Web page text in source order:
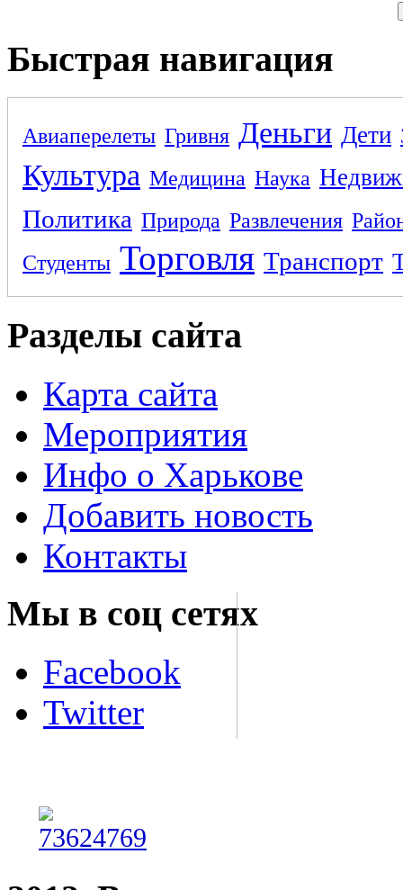
Быстрая навигация
Авиаперелеты Гривня Деньги Дети
Культура Медицина Наука
Политика Природа Развлечения
Студенты Торговля Транспорт
Разделы сайта
Карта сайта
Мероприятия
Инфо о Харькове
Добавить новость
Контакты
Мы в соц сетях
Facebook
Twitter